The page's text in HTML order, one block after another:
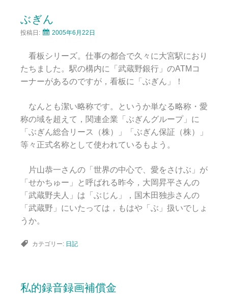
ぶぎん
投稿日: 2005年6月22日
看板シリーズ。仕事の都合で久々に大宮駅におり
たちました。駅の構内に「武蔵野銀行」のATMコ
ーナーがあるのですが，看板に「ぶぎん」！
なんとも潔い略称です。というか単なる略称・愛
称の域を超えて，関連企業「ぶぎんグループ」に
「ぶぎん総合リース（株）」「ぶぎん保証（株）」
等々正式名称として使われているもよう。
片山恭一さんの「世界の中心で、愛をさけぶ」が
「せかちゅー」と呼ばれる昨今，大岡昇平さんの
「武蔵野夫人」は「ぶじん」，国木田独歩さんの
「武蔵野」にいたっては，もはや「ぶ」扱いでしょ
うか。
カテゴリー: 日記
私的録音録画補償金